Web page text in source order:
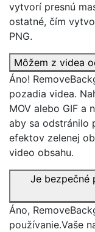
vytvorí presnú
ostatné, čím
PNG.
Môžem z videa
Áno!
pozadia videa.
MOV alebo GIF a
aby sa odstránilo
efektov zelenej
video obsahu.
Je bezpečné
Áno,
používanie.Vaše